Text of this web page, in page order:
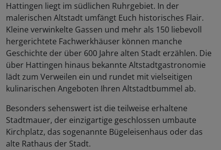
Hattingen liegt im südlichen Ruhrgebiet. In der
malerischen Altstadt umfängt Euch historisches Flair.
Kleine verwinkelte Gassen und mehr als 150 liebevoll
hergerichtete Fachwerkhäuser können manche
Geschichte der über 600 Jahre alten Stadt erzählen. Die
über Hattingen hinaus bekannte Altstadtgastronomie
lädt zum Verweilen ein und rundet mit vielseitigen
kulinarischen Angeboten Ihren Altstadtbummel ab.
Besonders sehenswert ist die teilweise erhaltene
Stadtmauer, der einzigartige geschlossen umbaute
Kirchplatz, das sogenannte Bügeleisenhaus oder das
alte Rathaus der Stadt.